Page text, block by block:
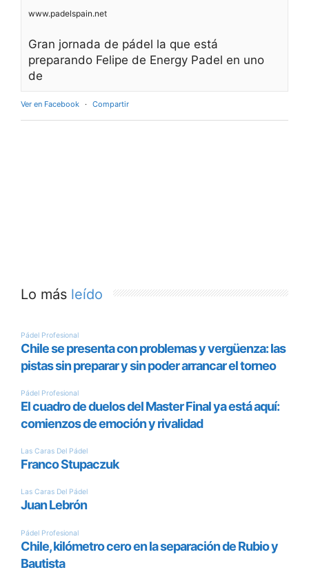
www.padelspain.net
Gran jornada de pádel la que está
preparando Felipe de Energy Padel en uno
de
Ver en Facebook · Compartir
Lo más leído